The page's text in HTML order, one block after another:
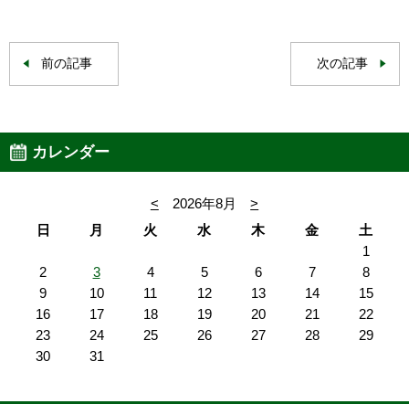
前の記事 次の記事
カレンダー
< 2026年8月
>
日
月 火 水 木 金
土
1
2
3 4 5 6 7
8
9
10 11 12 13 14
15
16
17 18 19 20 21
22
23
24 25 26 27 28
29
30
31